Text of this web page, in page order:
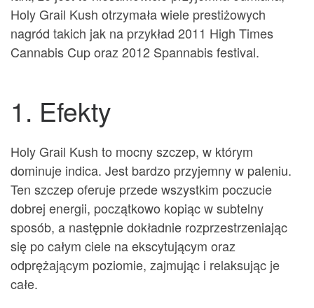
Holy Grail Kush otrzymała wiele prestiżowych
nagród takich jak na przykład 2011 High Times
Cannabis Cup oraz 2012 Spannabis festival.
1. Efekty
Holy Grail Kush to mocny szczep, w którym
dominuje indica. Jest bardzo przyjemny w paleniu.
Ten szczep oferuje przede wszystkim poczucie
dobrej energii, początkowo kopiąc w subtelny
sposób, a następnie dokładnie rozprzestrzeniając
się po całym ciele na ekscytującym oraz
odprężającym poziomie, zajmując i relaksując je
całe.